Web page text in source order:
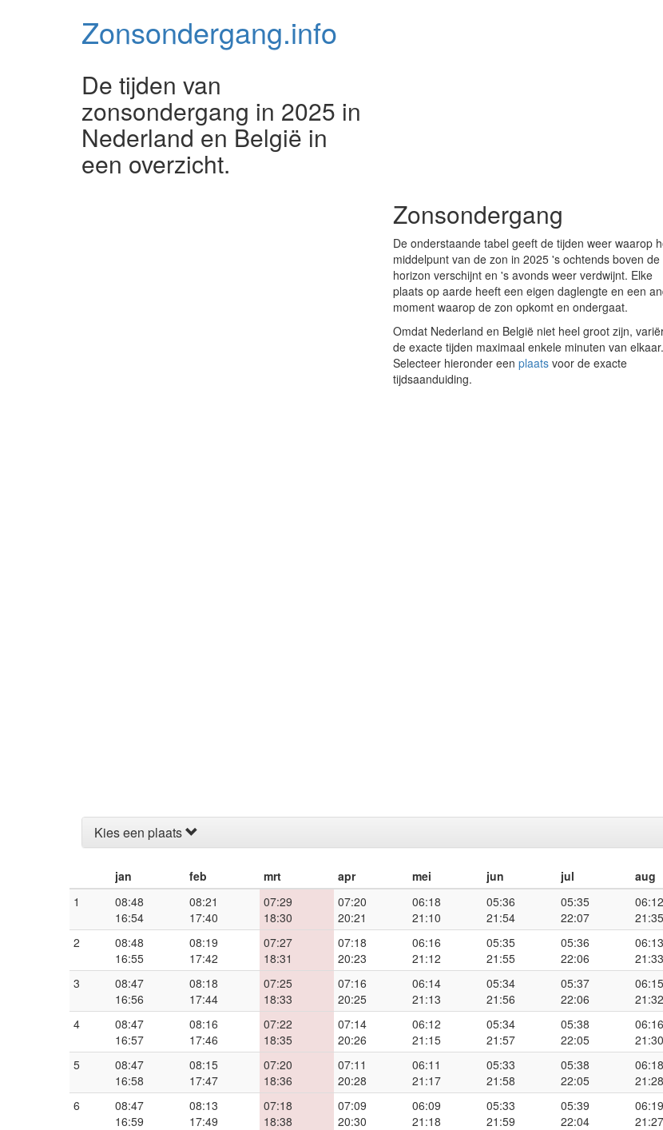
Zonsondergang.info
De tijden van
zonsondergang in 2025 in
Nederland en België in
een overzicht.
Zonsondergang
De onderstaande tabel geeft de tijden weer waarop
middelpunt van de zon in 2025 's ochtends boven de
horizon verschijnt en 's avonds weer verdwijnt. Elke
plaats op aarde heeft een eigen daglengte en een
moment waarop de zon opkomt en ondergaat.
Omdat Nederland en België niet heel groot zijn,
de exacte tijden maximaal enkele minuten van elkaar.
Selecteer hieronder een plaats voor de exacte
tijdsaanduiding.
Kies een plaats
jan feb mrt apr mei jun jul aug
1
08:48
16:54
08:21
17:40
07:29
18:30
07:20
20:21
06:18
21:10
05:36
21:54
05:35
22:07
06:12
21:35
2
08:48
16:55
08:19
17:42
07:27
18:31
07:18
20:23
06:16
21:12
05:35
21:55
05:36
22:06
06:13
21:33
3
08:47
16:56
08:18
17:44
07:25
18:33
07:16
20:25
06:14
21:13
05:34
21:56
05:37
22:06
06:15
21:32
4
08:47
16:57
08:16
17:46
07:22
18:35
07:14
20:26
06:12
21:15
05:34
21:57
05:38
22:05
06:16
21:30
5
08:47
16:58
08:15
17:47
07:20
18:36
07:11
20:28
06:11
21:17
05:33
21:58
05:38
22:05
06:18
21:28
6
08:47
16:59
08:13
17:49
07:18
18:38
07:09
20:30
06:09
21:18
05:33
21:59
05:39
22:04
06:19
21:27